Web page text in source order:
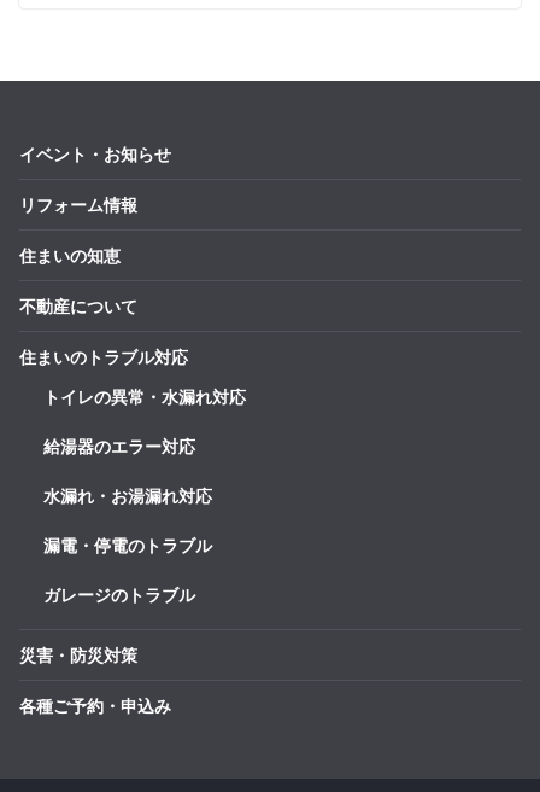
イベント・お知らせ
リフォーム情報
住まいの知恵
不動産について
住まいのトラブル対応
トイレの異常・水漏れ対応
給湯器のエラー対応
水漏れ・お湯漏れ対応
漏電・停電のトラブル
ガレージのトラブル
災害・防災対策
各種ご予約・申込み